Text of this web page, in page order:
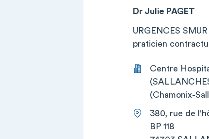
Dr Julie PAGET
URGENCES SMUR
praticien
Centre
(Chamonix-
380, rue de
BP 118